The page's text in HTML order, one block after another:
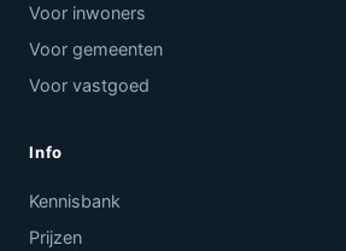
Voor inwoners
Voor gemeenten
Voor vastgoed
Info
Kennisbank
Prijzen